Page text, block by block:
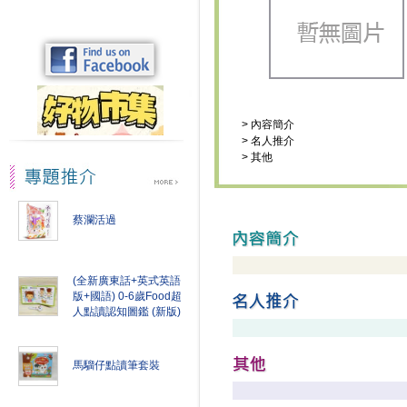
蔡瀾活過
(全新廣東話+英式英語
版+國語) 0-6歲Food超
人點讀認知圖鑑 (新版)
馬騮仔點讀筆套裝
> 內容簡介
> 名人推介
> 其他